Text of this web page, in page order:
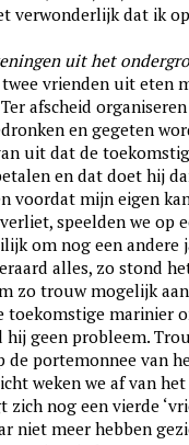
verwonderlijk dat ik
uit het
vrienden uit eten
afscheid
en gegeten
uit dat de
en dat doet hij
voordat mijn eigen
speelden we op
om nog een andere
alles, zo stond
zo trouw mogelijk
toekomstige marinier
hij geen probleem.
de portemonnee van
weken we af van
nog een vierde
niet meer hebben